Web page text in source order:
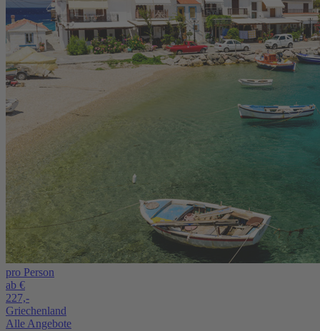
pro Person
ab €
227,-
Griechenland
Alle Angebote